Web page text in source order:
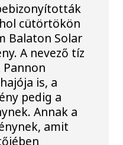
cütörtökön
Balaton Solar
A nevező tíz
is, a
pedig a
Annak a
amit